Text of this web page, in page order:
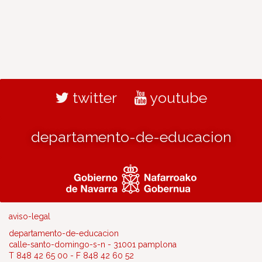
twitter youtube
departamento-de-educacion
aviso-legal
departamento-de-educacion
calle-santo-domingo-s-n - 31001 pamplona
T 848 42 65 00 - F 848 42 60 52